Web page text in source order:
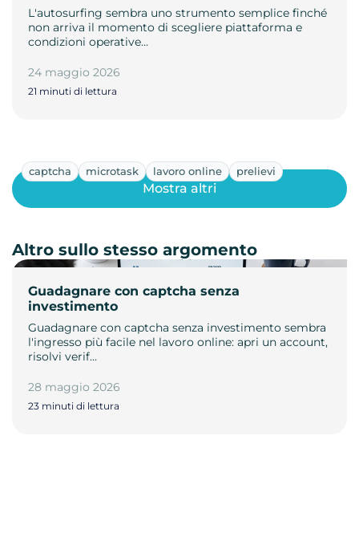
L'autosurfing sembra uno strumento semplice finché
non arriva il momento di scegliere piattaforma e
condizioni operative…
24 maggio 2026
21 minuti di lettura
captcha microtask lavoro online prelievi
Guadagnare con captcha senza
investimento
Guadagnare con captcha senza investimento sembra
l'ingresso più facile nel lavoro online: apri un account,
risolvi verif…
28 maggio 2026
23 minuti di lettura
Mostra altri
Altro sullo stesso argomento